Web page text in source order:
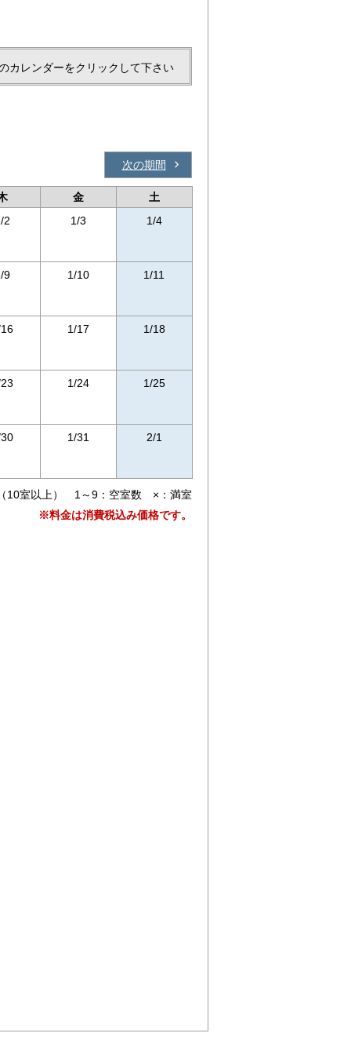
カレンダーをクリックして下さい
次の期間
金
土
2
1/3 1/4
9 1/10 1/11
1/17 1/18
1/24 1/25
1/31 2/1
10室以上） 1～9：空室数 ×：満室
※料金は消費税込み価格です。